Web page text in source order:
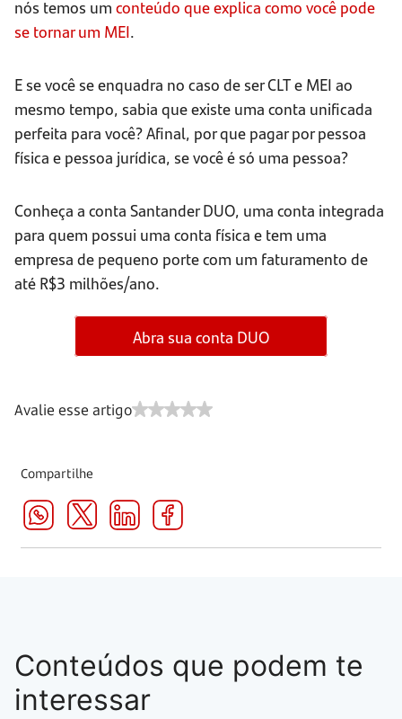
nós temos um conteúdo que explica como você pode
se tornar um MEI.
E se você se enquadra no caso de ser CLT e MEI ao
mesmo tempo, sabia que existe uma conta unificada
perfeita para você? Afinal, por que pagar por pessoa
física e pessoa jurídica, se você é só uma pessoa?
Conheça a conta Santander DUO, uma conta integrada
para quem possui uma conta física e tem uma
empresa de pequeno porte com um faturamento de
até R$3 milhões/ano.
Abra sua conta DUO
Avalie esse artigo
Compartilhe
Conteúdos que podem te
interessar